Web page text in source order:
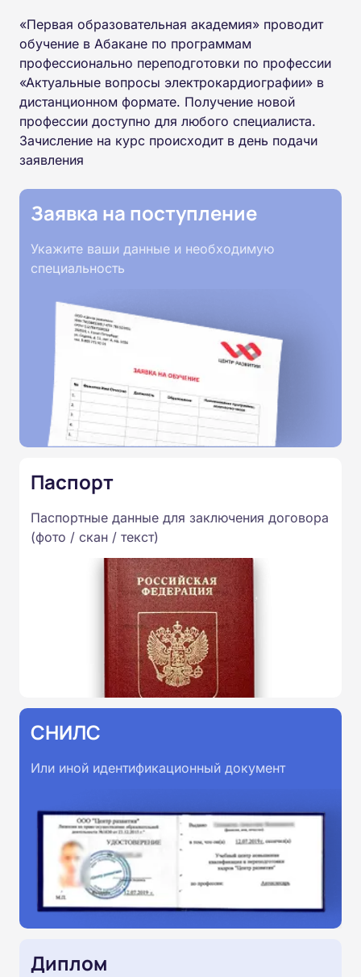
«Первая образовательная академия» проводит
обучение в Абакане по программам
профессионально переподготовки по профессии
«Актуальные вопросы электрокардиографии» в
дистанционном формате. Получение новой
профессии доступно для любого специалиста.
Зачисление на курс происходит в день подачи
заявления
Заявка на поступление
Укажите ваши данные и необходимую
специальность
Паспорт
Паспортные данные для заключения договора
(фото / скан / текст)
СНИЛС
Или иной идентификационный документ
Диплом